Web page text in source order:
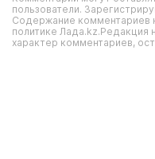
пользователи.
Содержание комментариев
политике Лада.kz.Редакция
характер комментариев,